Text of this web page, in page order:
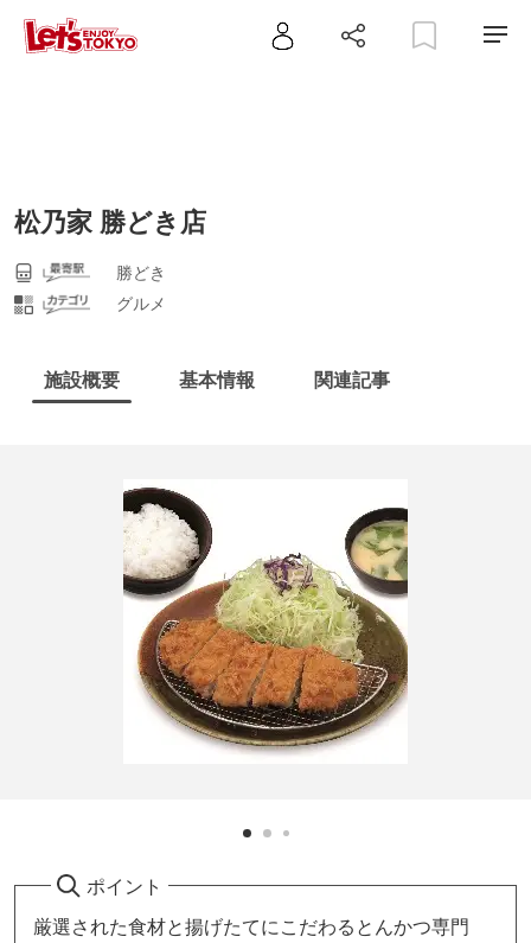
松乃家 勝どき店
勝どき
グルメ
施設概要 基本情報 関連記事
ポイント
厳選された食材と揚げたてにこだわるとんかつ専門